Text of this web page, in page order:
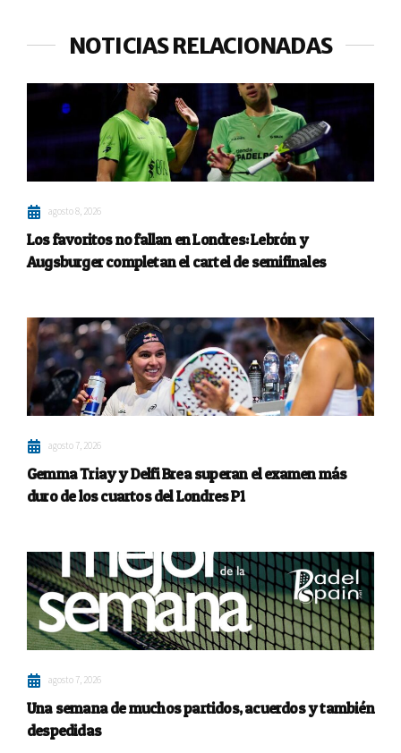
NOTICIAS RELACIONADAS
agosto 8, 2026
Los favoritos no fallan en Londres: Lebrón y
Augsburger completan el cartel de semifinales
agosto 7, 2026
Gemma Triay y Delfi Brea superan el examen más
duro de los cuartos del Londres P1
agosto 7, 2026
Una semana de muchos partidos, acuerdos y también
despedidas